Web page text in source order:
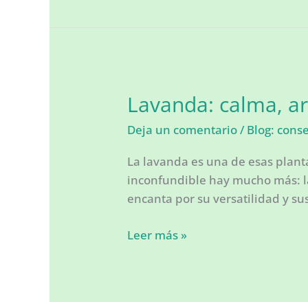
ecológico
para
el
facial:
la
rutina
que
Lavanda: calma,
Deja un comentario/ Blog:
La lavanda es una de esas
inconfundible hay mucho más:
encanta por su versatilidad y
Lavanda:
Leer más »